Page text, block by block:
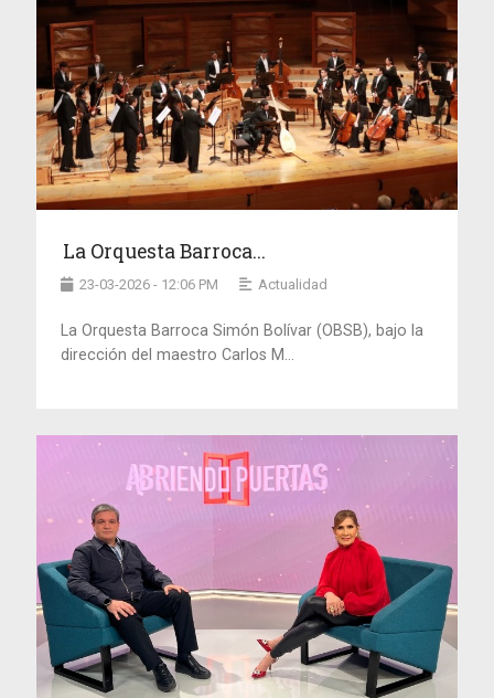
La Orquesta Barroca...
23-03-2026 - 12:06 PM Actualidad
La Orquesta Barroca Simón Bolívar (OBSB), bajo la
dirección del maestro Carlos M...